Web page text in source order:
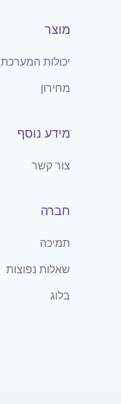
מוצר
יכולות המערכת
מחירון
מידע נוסף
צור קשר
חברה
תמיכה
שאלות נפוצות
בלוג